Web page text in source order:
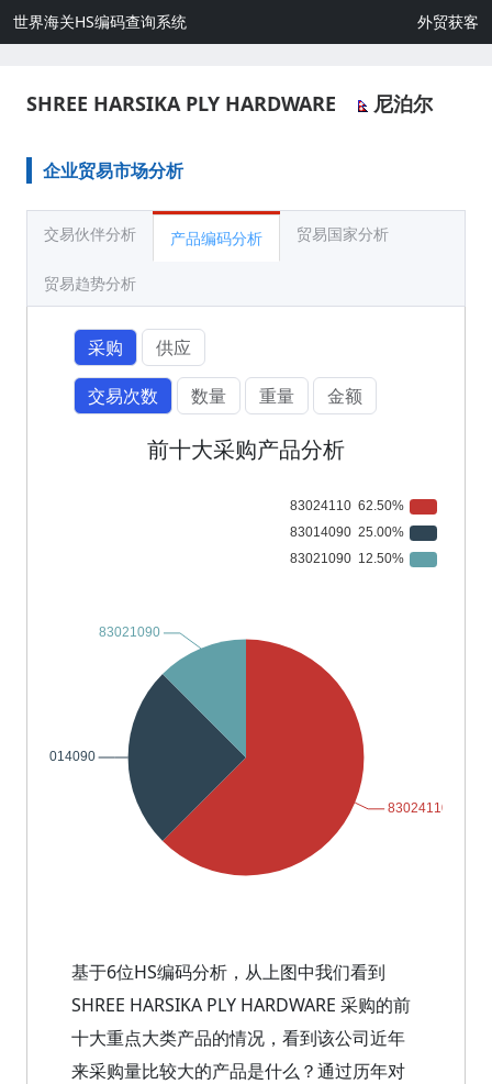
世界海关HS编码查询系统 外贸获客
SHREE HARSIKA PLY HARDWARE 尼泊尔
企业贸易市场分析
交易伙伴分析 产品编码分析 贸易国家分析
贸易趋势分析
采购
供应
交易次数
数量 重量 金额
前十大采购产品分析
基于6位HS编码分析，从上图中我们看到
SHREE HARSIKA PLY HARDWARE 采购的前
十大重点大类产品的情况，看到该公司近年
来采购量比较大的产品是什么？通过历年对